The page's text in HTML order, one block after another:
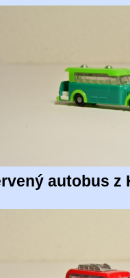
autobus z